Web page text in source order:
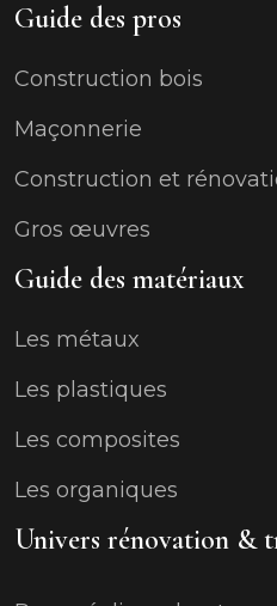
Guide des pros
Construction bois
Maçonnerie
Construction et
Gros œuvres
Guide des matériaux
Les métaux
Les plastiques
Les composites
Les organiques
Univers rénovation &